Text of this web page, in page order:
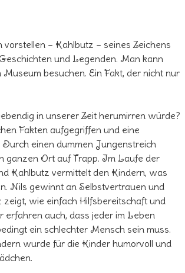
– Kahlbutz – seines Zeichens
und Legenden. Man kann
besuchen. Ein Fakt, der nicht nur
in unserer Zeit herumirren würde?
Fakten aufgegriffen und eine
einen dummen Jungenstreich
ganzen Ort auf Trapp. Im Laufe der
Kahlbutz vermittelt den Kindern, was
Nils gewinnt an Selbstvertrauen und
wie einfach Hilfsbereitschaft und
auch, dass jeder im Leben
ein schlechter Mensch sein muss.
wurde für die Kinder humorvoll und